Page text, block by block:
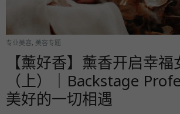
专业美容, 美容专题
【薰好香】薰香开启幸福
（上）｜Backstage
美好的一切相遇